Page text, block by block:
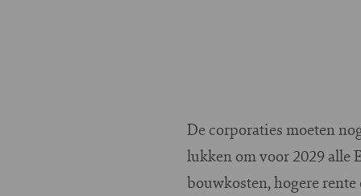
De corporaties moeten
lukken om voor 2029 alle
bouwkosten, hogere